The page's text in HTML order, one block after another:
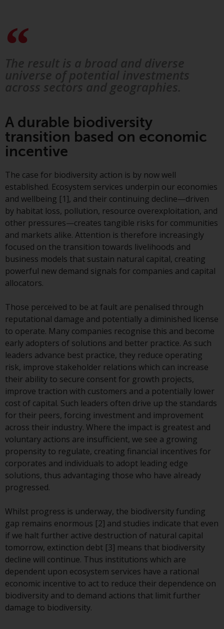
Zugang unterliegt lokalen
Beschränkungen
haben, richtet sich diese Website
nicht an eine bestimmte
Gerichtsbarkeit und Sie betreten
eine globale Website. Auf dieser
Website erwähnte Produkte oder
Dienstleistungen unterliegen
gesetzlichen und behördlichen
Anforderungen und sind
möglicherweise nicht in allen
Gerichtsbarkeiten verfügbar. Auf
Produkte oder Dienstleistungen
werden auf der Grundlage
bestimmter Registrierungen in
relevanten Gerichtsbarkeiten
gemäß den Europäischen
Richtlinien zur Koordinierung von
Gesetzen, Vorschriften und
Verwaltungsvorschriften in Bezug
auf Organismen für gemeinsame
Anlagen in Wertpapieren
(UCITS/OGAW) (Richtlinie
2009/65/EG ) und die Richtlinie
über die Verwalter alternativer
Investmentfonds (Richtlinie
2011/61/EU) sowie die
entsprechenden Regelungen, die
Recht umgesetzt und dann beim
Austritt des Vereinigten
Königreichs aus der Europäischen
Union ersetzt haben; es kann
jedoch zusätzliche Anforderungen
oder Formalitäten geben, die Ihre
Anlage verbieten.
Dementsprechend sind Sie
verpflichtet, sich über solche
A durable biodiversity
transition based on economic
incentive
The case for biodiversity action is by now well
established. Ecosystem services underpin our economies
and wellbeing [1], and their continuing decline—driven
by habitat loss, pollution, resource overexploitation, and
other pressures—creates tangible risks for communities
and markets alike. Attention is therefore increasingly
focused on the transition towards livelihoods and
business models that sustain natural capital, creating
powerful new demand signals for companies and capital
allocators.
Those perceived to be at fault are penalised through
reputational damage and potentially a diminished license
to operate. Many companies recognise this and become
early adopters of solutions and better practice. As such
leaders advance best practice, they reduce operating
risk, improve stakeholder relations which can increase
their ability to secure consent for growth projects,
improve traction with customers and a potentially lower
cost of capital. Such leaders often drive up the standards
for their peers, forcing investment and improvement
across their industry. Where the impact is greatest and
voluntary actions are insufficient, we see a growing
propensity to regulate, creating financial incentives for
corporates and individuals to adopt leading edge
solutions, thus advantaging those who have already
progressed.
Whilst progress is underway, the biodiversity funding
gap remains enormous [2] and studies indicate that even
if we halt further active destruction of natural capital
tomorrow, extinction debt [3] means that biodiversity
decline will continue. Thus institutions which are
dependent upon ecosystem services have a rational
economic incentive to act to reduce their dependence on
biodiversity and to demand actions that limit further
damage to biodiversity.